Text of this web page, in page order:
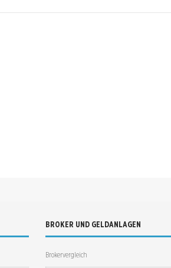
BROKER UND GELDANLAGEN
Brokervergleich